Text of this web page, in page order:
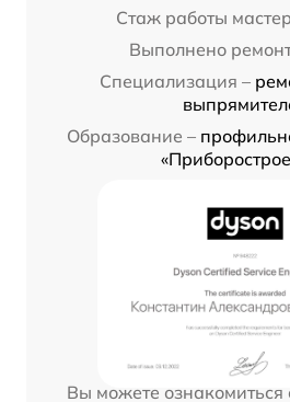
Стаж работы
Выполнено
Специализация –
Образование –
Вы можете ознакомиться